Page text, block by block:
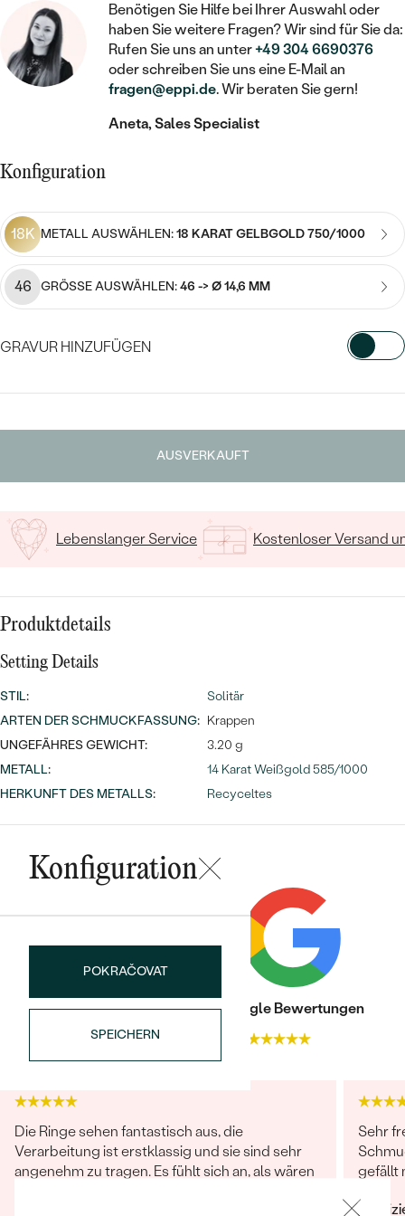
MIT FÜLLUNG
IM SET
Meistverkaufte
Eheringe
LAB GROWN DIAMANTEN ZUM
EINFASSEN
FARBIGE DIAMANTEN ZUM EINFASSEN
MIT DIAMANT
MIT LAB GROWN DIAMANT
MIT MOISSANIT
MIT EDELSTEIN
GOLD
SILBER
Wave Kollektion
ANSEHEN
SCHMUCK FÜR KINDER
BROSCHEN
SCHMUCKZUBEHÖR
NACH MATERIAL
GOLD
SILBER
PLATIN
DIAMANTSCHMUCK
SCHMUCK MIT LAB GROWN
PERLENSCHMUCK
PERSONALISIERT
MINIMALISTISCH
NACH ANLASS
NACH DER FARBE
NACH DER FORM
MASSGEFERTIGTER
KINDER
PIERCINGS
PERLENOHRRINGE
NACH PREIS
PREISWERTE
Meistverkaufte
Ohrrinnge
ANSEHEN
MEDAILLON
KETTEN
HERZKETTEN
MIT TIEREN
NACH EDELSTEIN
MIT DIAMANT
MIT EDELSTEIN
PERLENKETTEN
LUXURIÖSE
Personalisierte
Halsketten
SIEGELRINGE
PERSONALISIERT
MIT DIAMANT
MIT EDELSTEIN
PERLENRINGE
Meistverkaufte
Ringe
Benötigen Sie Hilfe bei Ihrer Auswahl oder
haben Sie weitere Fragen? Wir sind für Sie da:
Rufen Sie uns an unter+49 304 6690376
oder schreiben Sie uns eine E-Mail an
fragen@eppi.de. Wir beraten Sie gern!
Aneta, Sales Specialist
Konfiguration
18K METALL AUSWÄHLEN:18 KARAT GELBGOLD 750/1000
46 GRÖSSE AUSWÄHLEN:46 -> Ø 14,6 MM
GRAVUR HINZUFÜGEN
AUSVERKAUFT
Lebenslanger Service Kostenloser Versand
Produktdetails
Setting Details
STIL:
Solitär
ARTEN DER SCHMUCKFASSUNG: Krappen
UNGEFÄHRES GEWICHT:
3.20 g
METALL:
14 Karat Weißgold 585/1000
HERKUNFT DES METALLS: Recyceltes
Konfiguration
POKRAČOVAT
SPEICHERN
Trusted shop BewertungenGoogle Bewertungen
Die Ringe sehen fantastisch aus, die
Verarbeitung ist erstklassig und sie sind sehr
angenehm zu tragen. Es fühlt sich an, als wären
Sehr
gefällt